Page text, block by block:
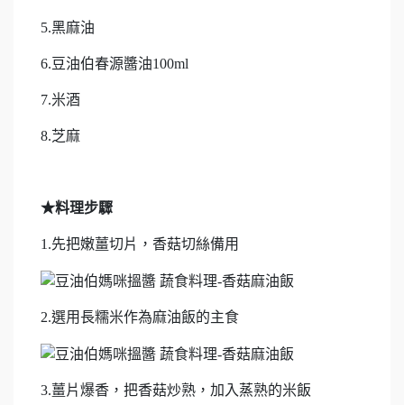
5.黑麻油
6.豆油伯春源醬油100ml
7.米酒
8.芝麻
★料理步驟
1.先把嫩薑切片，香菇切絲備用
2.選用長糯米作為麻油飯的主食
3.薑片爆香，把香菇炒熟，加入蒸熟的米飯